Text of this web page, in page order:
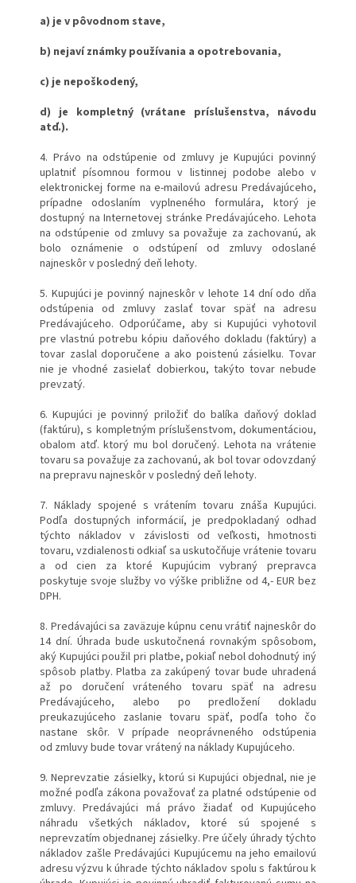
a) je v pôvodnom stave,
b) nejaví známky používania a opotrebovania,
c) je nepoškodený,
d) je kompletný (vrátane príslušenstva, návodu
atď.).
4. Právo na odstúpenie od zmluvy je Kupujúci povinný
uplatniť písomnou formou v listinnej podobe alebo v
elektronickej forme na e-mailovú adresu Predávajúceho,
prípadne odoslaním vyplneného formulára, ktorý je
dostupný na Internetovej stránke Predávajúceho. Lehota
na odstúpenie od zmluvy sa považuje za zachovanú, ak
bolo oznámenie o odstúpení od zmluvy odoslané
najneskôr v posledný deň lehoty.
5. Kupujúci je povinný najneskôr v lehote 14 dní odo dňa
odstúpenia od zmluvy zaslať tovar späť na adresu
Predávajúceho. Odporúčame, aby si Kupujúci vyhotovil
pre vlastnú potrebu kópiu daňového dokladu (faktúry) a
tovar zaslal doporučene a ako poistenú zásielku. Tovar
nie je vhodné zasielať dobierkou, takýto tovar nebude
prevzatý.
6. Kupujúci je povinný priložiť do balíka daňový doklad
(faktúru), s kompletným príslušenstvom, dokumentáciou,
obalom atď. ktorý mu bol doručený. Lehota na vrátenie
tovaru sa považuje za zachovanú, ak bol tovar odovzdaný
na prepravu najneskôr v posledný deň lehoty.
7. Náklady spojené s vrátením tovaru znáša Kupujúci.
Podľa dostupných informácií, je predpokladaný odhad
týchto nákladov v závislosti od veľkosti, hmotnosti
tovaru, vzdialenosti odkiaľ sa uskutočňuje vrátenie tovaru
a od cien za ktoré Kupujúcim vybraný prepravca
poskytuje svoje služby vo výške približne od 4,- EUR bez
DPH.
8. Predávajúci sa zaväzuje kúpnu cenu vrátiť najneskôr do
14 dní. Úhrada bude uskutočnená rovnakým spôsobom,
aký Kupujúci použil pri platbe, pokiaľ nebol dohodnutý iný
spôsob platby. Platba za zakúpený tovar bude uhradená
až po doručení vráteného tovaru späť na adresu
Predávajúceho, alebo po predložení dokladu
preukazujúceho zaslanie tovaru späť, podľa toho čo
nastane skôr. V prípade neoprávneného odstúpenia
od zmluvy bude tovar vrátený na náklady Kupujúceho.
9. Neprevzatie zásielky, ktorú si Kupujúci objednal, nie je
možné podľa zákona považovať za platné odstúpenie od
zmluvy. Predávajúci má právo žiadať od Kupujúceho
náhradu všetkých nákladov, ktoré sú spojené s
neprevzatím objednanej zásielky. Pre účely úhrady týchto
nákladov zašle Predávajúci Kupujúcemu na jeho emailovú
adresu výzvu k úhrade týchto nákladov spolu s faktúrou k